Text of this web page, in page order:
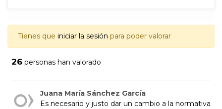
Tienes que iniciar la sesión para poder valorar
26 personas han valorado
Juana María Sánchez García
Es necesario y justo dar un cambio a la normativa